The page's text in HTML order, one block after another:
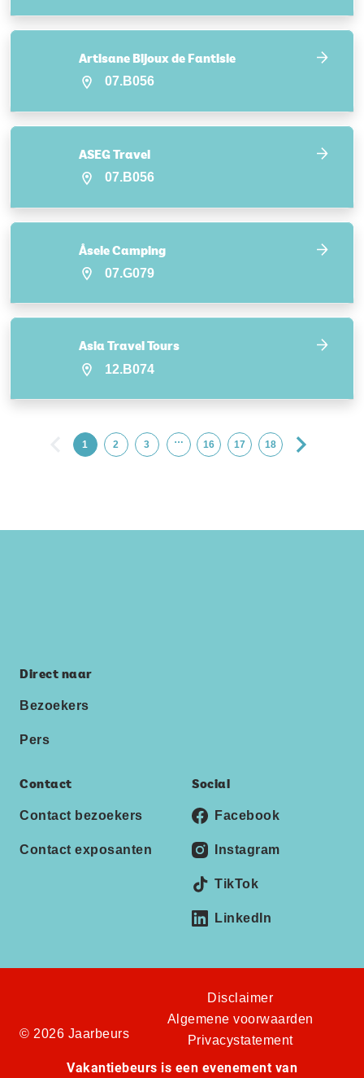
Artisane Bijoux de Fantisie
07.B056
ASEG Travel
07.B056
Åsele Camping
07.G079
Asia Travel Tours
12.B074
1 2 3 … 16 17 18
Direct naar
Bezoekers
Pers
Contact
Contact bezoekers
Contact exposanten
Social
Facebook
Instagram
TikTok
LinkedIn
© 2026 Jaarbeurs
Disclaimer
Algemene voorwaarden
Privacystatement
Vakantiebeurs is een evenement van